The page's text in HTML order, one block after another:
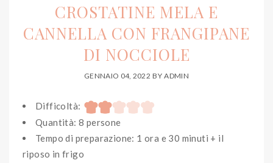
CROSTATINE MELA E
CANNELLA CON FRANGIPANE
DI NOCCIOLE
GENNAIO 04, 2022 BY ADMIN
Difficoltà:
Quantità: 8 persone
Tempo di preparazione: 1 ora e 30 minuti + il
riposo in frigo